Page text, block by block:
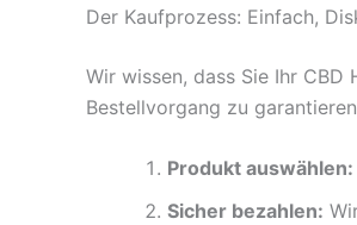
Der Kaufprozess: Einfach,
Wir wissen, dass Sie Ihr
Bestellvorgang zu
Produkt auswählen:
Sicher bezahlen: